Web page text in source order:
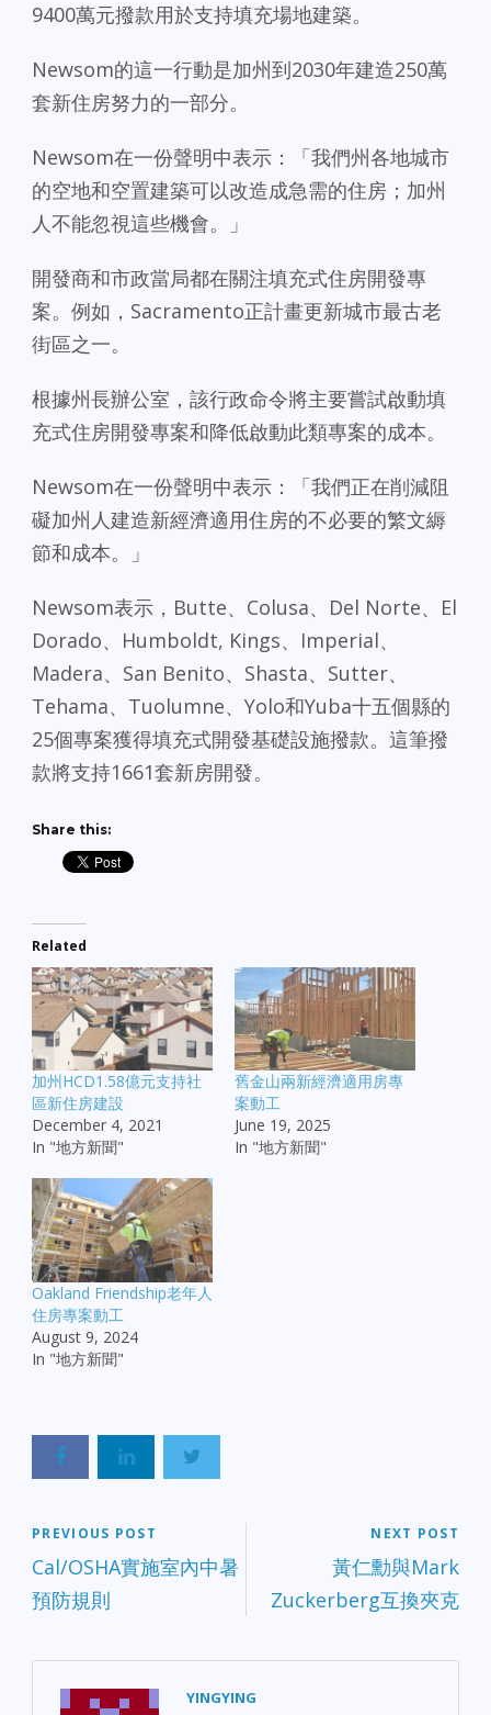
9400萬元撥款用於支持填充場地建築。
Newsom的這一行動是加州到2030年建造250萬
套新住房努力的一部分。
Newsom在一份聲明中表示：「我們州各地城市
的空地和空置建築可以改造成急需的住房；加州
人不能忽視這些機會。」
開發商和市政當局都在關注填充式住房開發專
案。例如，Sacramento正計畫更新城市最古老
街區之一。
根據州長辦公室，該行政命令將主要嘗試啟動填
充式住房開發專案和降低啟動此類專案的成本。
Newsom在一份聲明中表示：「我們正在削減阻
礙加州人建造新經濟適用住房的不必要的繁文縟
節和成本。」
Newsom表示，Butte、Colusa、Del Norte、El
Dorado、Humboldt, Kings、Imperial、
Madera、San Benito、Shasta、Sutter、
Tehama、Tuolumne、Yolo和Yuba十五個縣的
25個專案獲得填充式開發基礎設施撥款。這筆撥
款將支持1661套新房開發。
Share this:
Related
加州HCD1.58億元支持社
區新住房建設
December 4, 2021
In "地方新聞"
舊金山兩新經濟適用房專
案動工
June 19, 2025
In "地方新聞"
Oakland Friendship老年人
住房專案動工
August 9, 2024
In "地方新聞"
PREVIOUS POST
Cal/OSHA實施室內中暑
預防規則
NEXT POST
黃仁勳與Mark
Zuckerberg互換夾克
YINGYING